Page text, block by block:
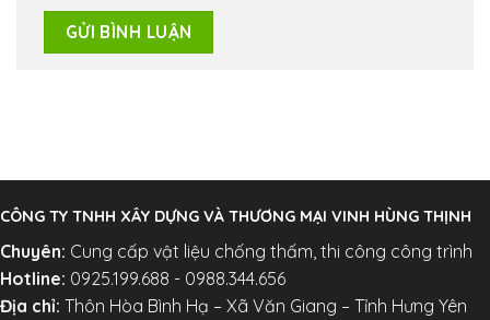
CÔNG TY TNHH XÂY DỰNG VÀ THƯƠNG MẠI VINH HÙNG THỊNH
Chuyên: Cung cấp vật liệu chống thấm, thi công công trình
Hotline: 0925.199.688 - 0988.344.656
Địa chỉ: Thôn Hòa Bình Hạ – Xã Văn Giang – Tỉnh Hưng Yên